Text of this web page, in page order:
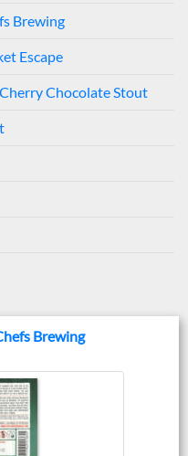
Brewing
Escape
Chocolate Stout
Brewing